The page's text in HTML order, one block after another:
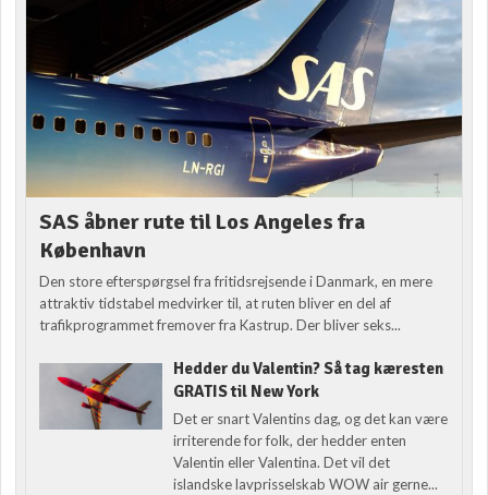
SAS åbner rute til Los Angeles fra
København
Den store efterspørgsel fra fritidsrejsende i Danmark, en mere
attraktiv tidstabel medvirker til, at ruten bliver en del af
trafikprogrammet fremover fra Kastrup. Der bliver seks...
Hedder du Valentin? Så tag kæresten
GRATIS til New York
Det er snart Valentins dag, og det kan være
irriterende for folk, der hedder enten
Valentin eller Valentina. Det vil det
islandske lavprisselskab WOW air gerne...